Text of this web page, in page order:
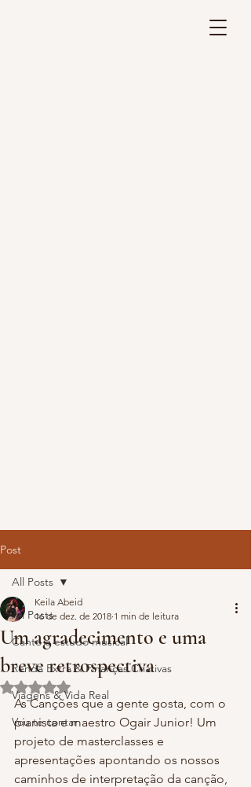
Post
All Posts
Canto e estudo musical
Renda Extra & Finanças Criativas
Viagens & Vida Real
Vou te contar
All Posts
Um agradecimento e uma
breve retrospectiva
Keila Abeid
16 de dez. de 2018 1 min de leitura
Avaliado com NaN de 5 estrelas.
As Canções que a gente gosta, com o
pianista e maestro Ogair Junior! Um
projeto de masterclasses e
apresentações apontando os nossos
caminhos de interpretação da canção,